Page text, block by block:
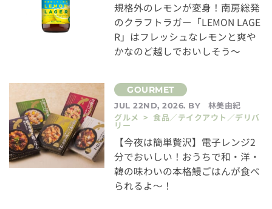
規格外のレモンが変身！南房総発
のクラフトラガー「LEMON LAGE
R」はフレッシュなレモンと爽や
かなのど越しでおいしそう～
JUL 22ND, 2026. BY
林美由紀
グルメ > 食品／テイクアウト／デリバ
リー
【今夜は簡単贅沢】電子レンジ2
分でおいしい！おうちで和・洋・
韓の味わいの本格鰻ごはんが食べ
られるよ～！